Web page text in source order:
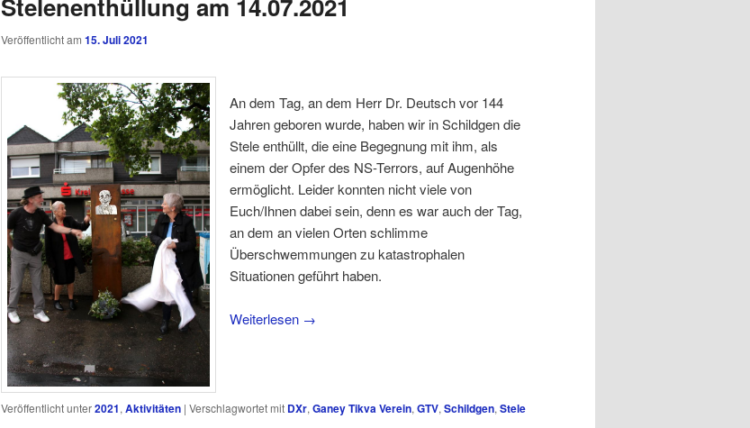
Stelenenthüllung am 14.07.2021
Veröffentlicht am 15. Juli 2021
An dem Tag, an dem Herr Dr. Deutsch vor 144
Jahren geboren wurde, haben wir in Schildgen die
Stele enthüllt, die eine Begegnung mit ihm, als
einem der Opfer des NS-Terrors, auf Augenhöhe
ermöglicht. Leider konnten nicht viele von
Euch/Ihnen dabei sein, denn es war auch der Tag,
an dem an vielen Orten schlimme
Überschwemmungen zu katastrophalen
Situationen geführt haben.
Weiterlesen →
Veröffentlicht unter2021, Aktivitäten | Verschlagwortet mit DXr, Ganey Tikva Verein, GTV, Schildgen, Stele